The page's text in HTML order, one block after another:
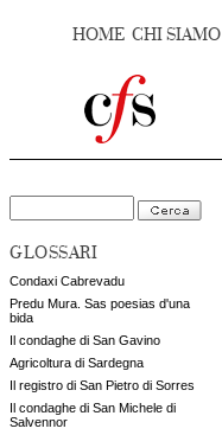
HOME CHI SIAMO
GLOSSARI
Condaxi Cabrevadu
Predu Mura. Sas poesias d'una
bida
Il condaghe di San Gavino
Agricoltura di Sardegna
Il registro di San Pietro di Sorres
Il condaghe di San Michele di
Salvennor